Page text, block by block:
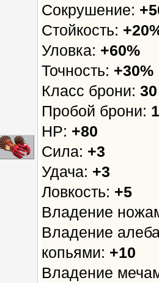
Сокрушение:
Стойкость:
Уловка: +60%
Точность: +30%
Класс брони: 30
Пробой брони:
HP: +80
Сила: +3
Удача: +3
Ловкость: +5
Владение
Владение
копьями: +10
Владение